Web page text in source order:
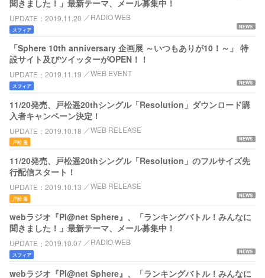
聞きました！」最新テーマ、メール募集中！
UPDATE 2019.11.20 RADIO WEB
NEWS
スフィア
「Sphere 10th anniversary 企画展 ～いつもありが10！～」 特
設サイト及びツイッターがOPEN！！
UPDATE 2019.11.19 WEB EVENT
NEWS
スフィア
11/20発売、戸松遥20thシングル「Resolution」ダウンロード購
入者キャンペーン決定！
UPDATE 2019.10.18 WEB RELEASE
NEWS
戸松 遥
11/20発売、戸松遥20thシングル「Resolution」のフルサイズ先
行配信スタート！
UPDATE 2019.10.13 WEB RELEASE
NEWS
戸松 遥
webラジオ『Pl@net Sphere』、「ランキングバトル！みんなに
聞きました！」最新テーマ、メール募集中！
UPDATE 2019.10.07 RADIO WEB
NEWS
スフィア
webラジオ『Pl@net Sphere』、「ランキングバトル！みんなに